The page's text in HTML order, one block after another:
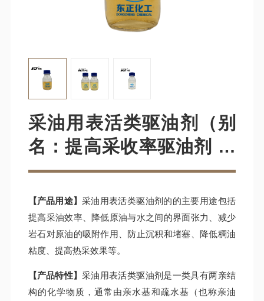
采油用表活类驱油剂（别
名：提高采收率驱油剂 驱
油剂）
【产品用途】 采油用表活类驱油剂的的主要用途包括
提高采油效率、降低原油与水之间的界面张力、减少
岩石对原油的吸附作用、防止沉积和堵塞、降低稠油
粘度、提高热采效果等‌。
【产品特性】 采油用表活类驱油剂是一类具有两亲结
构的化学物质，通常由亲水基和疏水基（也称亲油